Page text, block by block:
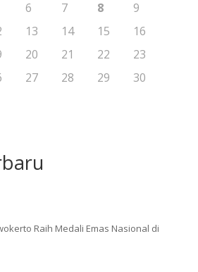
6 7 8
9
13 14 15
16
20 21 22
23
27 28 29
30
Raih Medali Emas Nasional di